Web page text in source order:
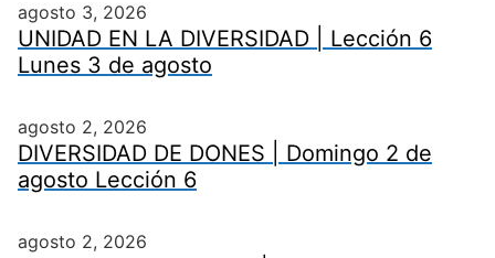
agosto 3, 2026
UNIDAD EN LA DIVERSIDAD | Lección 6
Lunes 3 de agosto
agosto 2, 2026
DIVERSIDAD DE DONES | Domingo 2 de
agosto Lección 6
agosto 2, 2026